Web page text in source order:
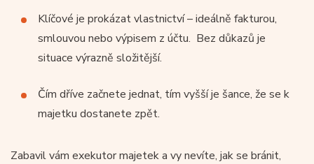
Klíčové je prokázat vlastnictví – ideálně fakturou,
smlouvou nebo výpisem z účtu. Bez důkazů je
situace výrazně složitější.
Čím dříve začnete jednat, tím vyšší je šance, že se k
majetku dostanete zpět.
Zabavil vám exekutor majetek a vy nevíte, jak se bránit,